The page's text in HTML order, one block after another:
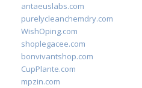
antaeuslabs.com
purelycleanchemdry.com
WishOping.com
shoplegacee.com
bonvivantshop.com
CupPlante.com
mpzin.com